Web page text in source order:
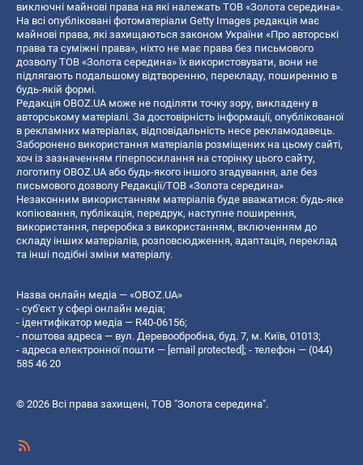
виключні майнові права на які належать ТОВ «Золота середина».
На всі опубліковані фотоматеріали Getty Images редакція має
майнові права, які захищаються законом України «Про авторські
права та суміжні права», ніхто не має права без письмового
дозволу ТОВ «Золота середина» їх використовувати, вони не
підлягають подальшому відтворенню, перекладу, поширенню в
будь-якій формі.
Редакція OBOZ.UA може не поділяти точку зору, викладену в
авторському матеріалі. За достовірність інформації, опублікованої
в рекламних матеріалах, відповідальність несе рекламодавець.
Заборонено використання матеріалів розміщених на цьому сайті,
хоч із зазначенням гіперпосилання на сторінку цього сайту,
логотипу OBOZ.UA або будь-якого іншого згадування, але без
письмового дозволу Редакції/ТОВ «Золота середина»
Незаконним використанням матеріалів буде вважатися: будь-яке
копiювання, публiкацiя, передрук, наступне поширення,
використання, переробка з використанням, включенням до
складу інших матеріалів, розповсюдження, адаптація, переклад
та інші подібні зміни матеріалу.
Назва онлайн медіа — «OBOZ.UA»
- суб'єкт у сфері онлайн медіа;
- ідентифікатор медіа — R40-06156;
- поштова адреса — вул. Деревообробна, буд. 7, м. Київ, 01013;
- адреса електронної пошти — [email protected]; - телефон — (044)
585 46 20
© 2026 Всі права захищені, ТОВ "Золота середина".